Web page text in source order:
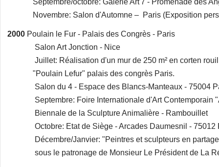
Septembre/octobre: Galerie Art'7 - Promenade des
Novembre: Salon d'Automne – Paris (Exposition
2000 Poulain le Fur - Palais des Congrès - Paris
Salon Art Jonction - Nice
Juillet: Réalisation d'un mur de 250 m² en corten
"Poulain Lefur" palais des congrès Paris.
Salon du 4 - Espace des Blancs-Manteaux - 75004
Septembre: Foire Internationale d'Art Contemporain
Biennale de la Sculpture Animalière - Rambouillet
Octobre: Etat de Siège - Arcades Daumesnil - 75012
Décembre/Janvier: "Peintres et sculpteurs en partage
sous le patronage de Monsieur Le Président de La